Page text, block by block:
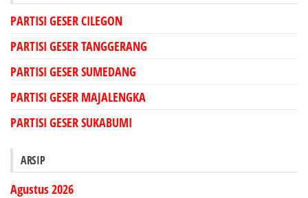
PARTISI GESER CILEGON
PARTISI GESER TANGGERANG
PARTISI GESER SUMEDANG
PARTISI GESER MAJALENGKA
PARTISI GESER SUKABUMI
ARSIP
Agustus 2026